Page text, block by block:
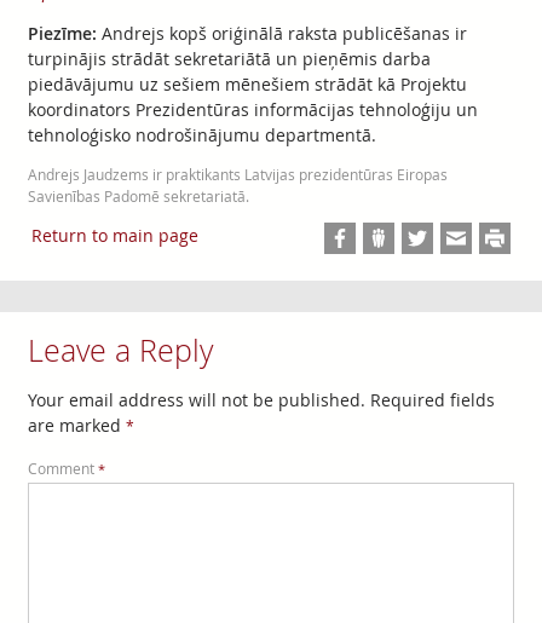
Piezīme: Andrejs kopš oriģinālā raksta publicēšanas ir
turpinājis strādāt sekretariātā un pieņēmis darba
piedāvājumu uz sešiem mēnešiem strādāt kā Projektu
koordinators Prezidentūras informācijas tehnoloģiju un
tehnoloģisko nodrošinājumu departmentā.
Andrejs Jaudzems ir praktikants Latvijas prezidentūras Eiropas
Savienības Padomē sekretariatā.
Return to main page
Leave a Reply
Your email address will not be published. Required fields
are marked *
Comment *